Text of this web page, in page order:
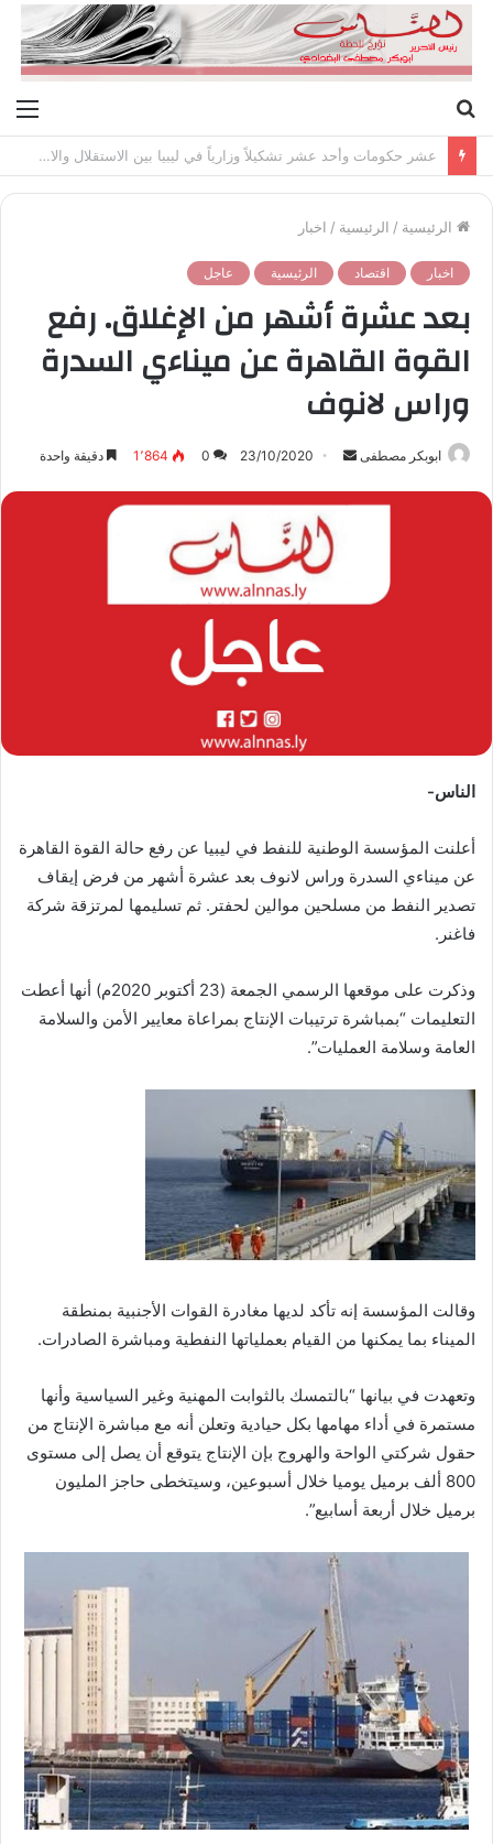
عن
عشر حكومات وأحد عشر تشكيلاً وزارياً في ليبيا بين الاستقلال والانقلاب (1951 – 1969)
الرئيسية / الرئيسية / اخبار
اخبار اقتصاد الرئيسية عاجل
بعد عشرة أشهر من الإغلاق. رفع
القوة القاهرة عن ميناءي السدرة
وراس لانوف
ابوبكر مصطفى
س
ن
ي
ا
23/10/2020
0 1٬864 دقيقة واحدة
الناس-
أعلنت المؤسسة الوطنية للنفط في ليبيا عن رفع حالة القوة القاهرة
عن ميناءي السدرة وراس لانوف بعد عشرة أشهر من فرض إيقاف
تصدير النفط من مسلحين موالين لحفتر. ثم تسليمها لمرتزقة شركة
فاغنر.
وذكرت على موقعها الرسمي الجمعة (23 أكتوبر 2020م) أنها أعطت
التعليمات “بمباشرة ترتيبات الإنتاج بمراعاة معايير الأمن والسلامة
العامة وسلامة العمليات”.
وقالت المؤسسة إنه تأكد لديها مغادرة القوات الأجنبية بمنطقة
الميناء بما يمكنها من القيام بعملياتها النفطية ومباشرة الصادرات.
وتعهدت في بيانها “بالتمسك بالثوابت المهنية وغير السياسية وأنها
مستمرة في أداء مهامها بكل حيادية وتعلن أنه مع مباشرة الإنتاج من
حقول شركتي الواحة والهروج بإن الإنتاج يتوقع أن يصل إلى مستوى
800 ألف برميل يوميا خلال أسبوعين، وسيتخطى حاجز المليون
برميل خلال أربعة أسابيع”.